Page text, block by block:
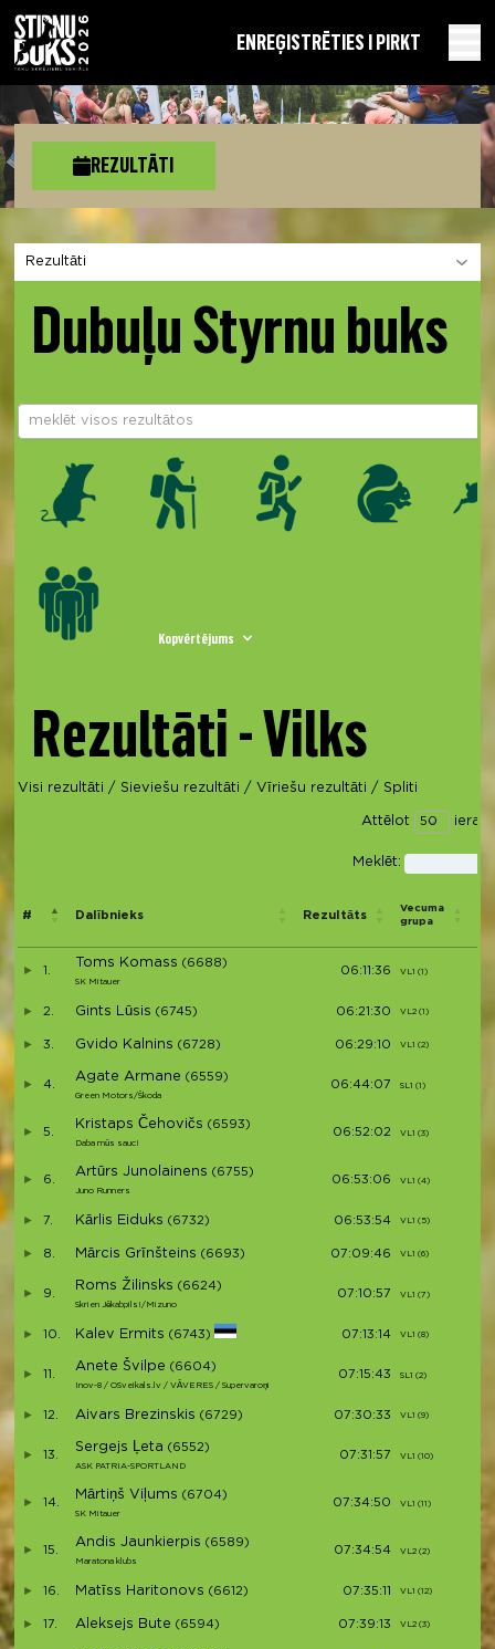
ENREĢISTRĒTIES I PIRKT
REZULTĀTI
Izvēlies sadaļu
Dubuļu Styrnu buks
Kopvērtējums
Rezultāti - Vilks
Visi rezultāti / Sieviešu rezultāti / Vīriešu rezultāti / Spliti
Attēlot
Meklēt:
# Dalībnieks Rezultāts
Vecuma
grupa
1.
Toms Komass (6688)
SK Mitauer
06:11:36 VL1 (1)
2. Gints Lūsis (6745) 06:21:30 VL2 (1)
3. Gvido Kalnins (6728) 06:29:10 VL1 (2)
4.
Agate Armane (6559)
Green Motors/Škoda
06:44:07 SL1 (1)
5.
Kristaps Čehovičs (6593)
Daba mūs sauc!
06:52:02 VL1 (3)
6.
Artūrs Junolainens (6755)
Juno Runners
06:53:06 VL1 (4)
7. Kārlis Eiduks (6732) 06:53:54 VL1 (5)
8. Mārcis Grīnšteins (6693) 07:09:46 VL1 (6)
9.
Roms Žilinsks (6624)
Skrien Jēkabpils!/Mizuno
07:10:57 VL1 (7)
10. Kalev Ermits (6743) 07:13:14 VL1 (8)
11.
Anete Švilpe (6604)
Inov-8 / OSveikals.lv / VĀVERES / Supervaroņi
07:15:43 SL1 (2)
12. Aivars Brezinskis (6729) 07:30:33 VL1 (9)
13.
Sergejs Ļeta (6552)
ASK PATRIA-SPORTLAND
07:31:57 VL1 (10)
14.
Mārtiņš Viļums (6704)
SK Mitauer
07:34:50 VL1 (11)
15.
Andis Jaunkierpis (6589)
Maratona klubs
07:34:54 VL2 (2)
16. Matīss Haritonovs (6612) 07:35:11 VL1 (12)
17. Aleksejs Bute (6594) 07:39:13 VL2 (3)